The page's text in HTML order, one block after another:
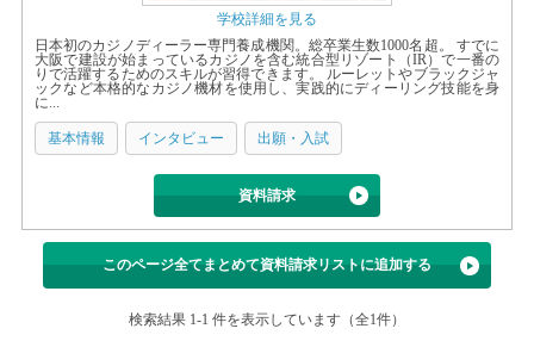
学校詳細を見る
日本初のカジノディーラー専門養成機関。総卒業生数1000名超。 すでに
大阪で建設が始まっているカジノを含む統合型リゾート（IR）で一番の
りで活躍するためのスキルが習得できます。 ルーレットやブラックジャ
ックなど本格的なカジノ機材を使用し、実践的にディーリング技能を身
に...
基本情報 インタビュー 出願・入試
資料請求
このページ全てまとめて資料請求リストに追加する
検索結果 1-1 件を表示しています（全1件）